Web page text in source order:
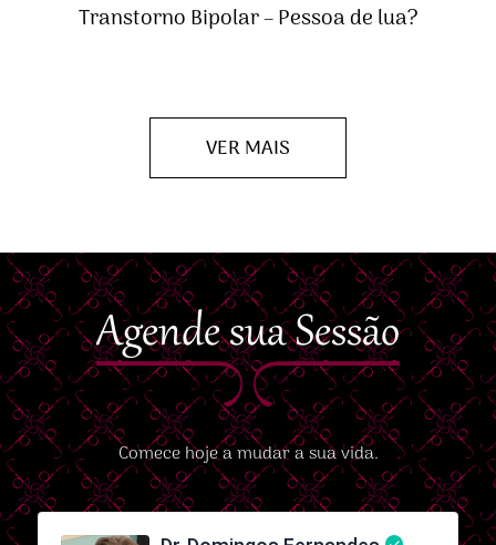
Transtorno Bipolar – Pessoa de lua?
VER MAIS
Agende sua Sessão
Comece hoje a mudar a sua vida.